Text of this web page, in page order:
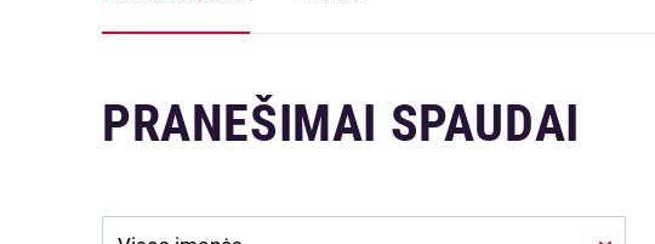
PRANEŠIMAI SPAUDAI
Company: